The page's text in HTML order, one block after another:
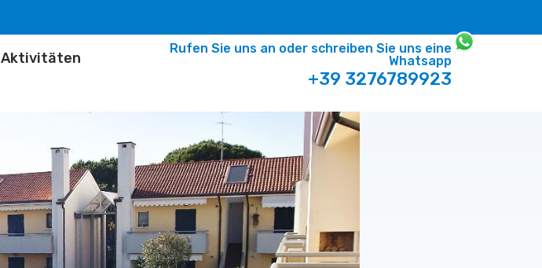
Aktivitäten
Rufen Sie uns an oder schreiben Sie uns eine
Whatsapp
+39 3276789923